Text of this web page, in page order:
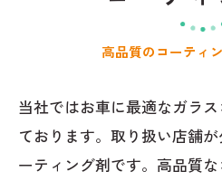
高品質のコーティ
当社ではお車に最適なガラ
ております。取り扱い店舗
ーティング剤です。高品質